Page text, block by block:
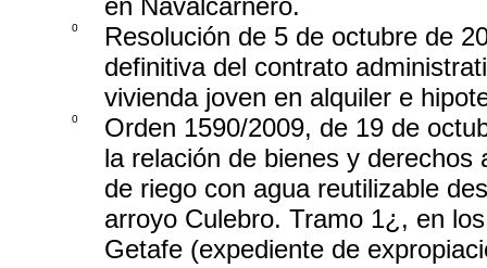
0
Resolución de 5 de octubre de
definitiva del contrato
vivienda joven en alquiler e
0
Orden 1590/2009, de 19 de
la relación de bienes y
de riego con agua reutilizable
arroyo Culebro. Tramo 1¿, en
Getafe (expediente de